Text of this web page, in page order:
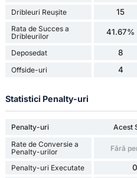
Dribleuri Reușite 15
Rata de Succes a
Dribleurilor
41.67%
Deposedat 8
Offside-uri 4
Statistici Penalty-uri
Penalty-uri Acest
Rate de Conversie a
Penalty-urilor
Fără
Penalty-uri Executate 0